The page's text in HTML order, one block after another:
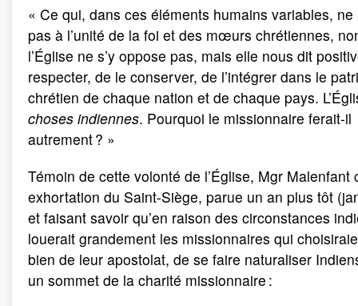
« Ce qui, dans ces éléments humains variables, ne
pas à l’unité de la foi et des mœurs chrétiennes,
l’Église ne s’y oppose pas, mais elle nous dit
respecter, de le conserver, de l’intégrer dans le
chrétien de chaque nation et de chaque pays.
choses indiennes. Pourquoi le missionnaire ferait-il
autrement ? »
Témoin de cette volonté de l’Église, Mgr Malenfant
exhortation du Saint-Siège, parue un an plus tôt
et faisant savoir qu’en raison des circonstances
louerait grandement les missionnaires qui
bien de leur apostolat, de se faire naturaliser
un sommet de la charité missionnaire :